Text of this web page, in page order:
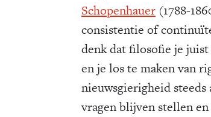
Schopenhauer(1788-
consistentie of
denk dat filosofie je
en je los te maken van
nieuwsgierigheid
vragen blijven stellen